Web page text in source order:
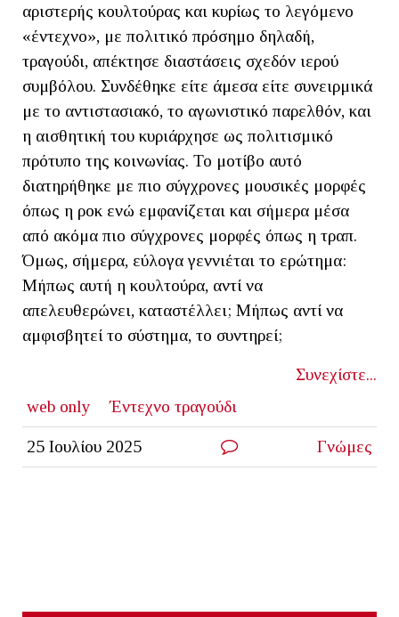
αριστερής κουλτούρας και κυρίως το λεγόμενο
«έντεχνο», με πολιτικό πρόσημο δηλαδή,
τραγούδι, απέκτησε διαστάσεις σχεδόν ιερού
συμβόλου. Συνδέθηκε είτε άμεσα είτε συνειρμικά
με το αντιστασιακό, το αγωνιστικό παρελθόν, και
η αισθητική του κυριάρχησε ως πολιτισμικό
πρότυπο της κοινωνίας. Το μοτίβο αυτό
διατηρήθηκε με πιο σύγχρονες μουσικές μορφές
όπως η ροκ ενώ εμφανίζεται και σήμερα μέσα
από ακόμα πιο σύγχρονες μορφές όπως η τραπ.
Όμως, σήμερα, εύλογα γεννιέται το ερώτημα:
Μήπως αυτή η κουλτούρα, αντί να
απελευθερώνει, καταστέλλει; Μήπως αντί να
αμφισβητεί το σύστημα, το συντηρεί;
Συνεχίστε...
web only
Έντεχνο τραγούδι
25 Ιουλίου 2025 Γνώμες